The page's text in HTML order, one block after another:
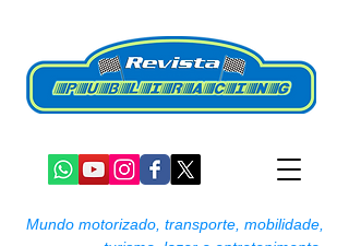
Mundo motorizado, transporte, mobilidade,